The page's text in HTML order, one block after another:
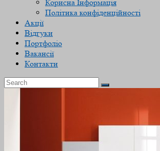
Корисна Інформація
Політика конфіденційності
Акції
Відгуки
Портфоліо
Вакансії
Контакти